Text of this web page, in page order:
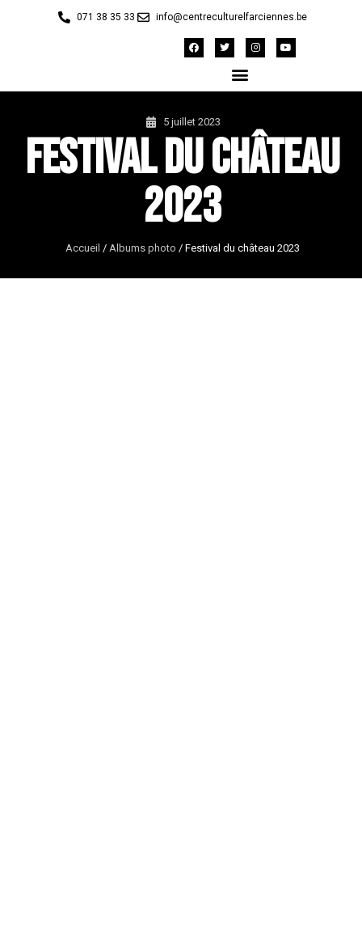
071 38 35 33 info@centreculturelfarciennes.be
5 juillet 2023
Festival du château
2023
Accueil /Albums photo /Festival du château 2023